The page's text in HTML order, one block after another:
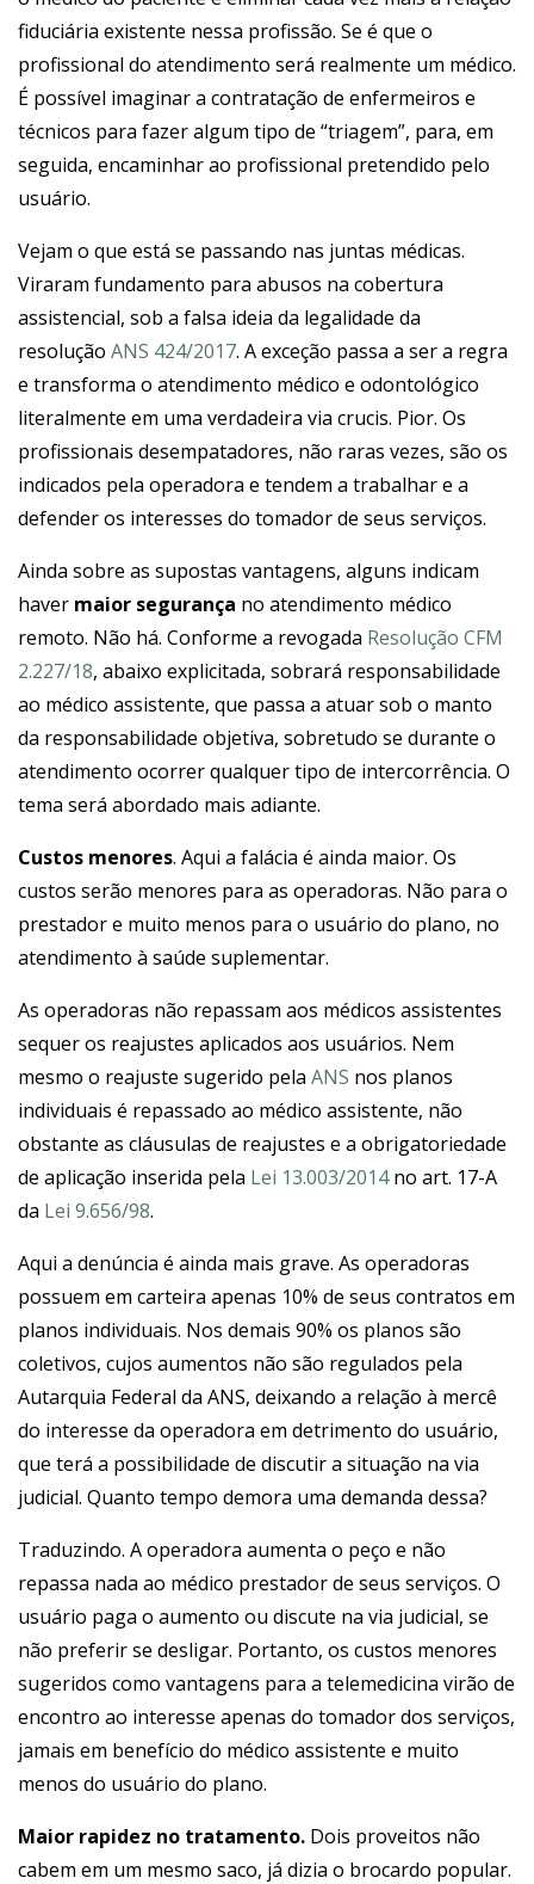
fiduciária existente nessa profissão. Se é que o
profissional do atendimento será realmente um médico.
É possível imaginar a contratação de enfermeiros e
técnicos para fazer algum tipo de “triagem”, para, em
seguida, encaminhar ao profissional pretendido pelo
usuário.
Vejam o que está se passando nas juntas médicas.
Viraram fundamento para abusos na cobertura
assistencial, sob a falsa ideia da legalidade da
resolução ANS 424/2017. A exceção passa a ser a regra
e transforma o atendimento médico e odontológico
literalmente em uma verdadeira via crucis. Pior. Os
profissionais desempatadores, não raras vezes, são os
indicados pela operadora e tendem a trabalhar e a
defender os interesses do tomador de seus serviços.
Ainda sobre as supostas vantagens, alguns indicam
haver maior segurança no atendimento médico
remoto. Não há. Conforme a revogada Resolução CFM
2.227/18, abaixo explicitada, sobrará responsabilidade
ao médico assistente, que passa a atuar sob o manto
da responsabilidade objetiva, sobretudo se durante o
atendimento ocorrer qualquer tipo de intercorrência. O
tema será abordado mais adiante.
Custos menores. Aqui a falácia é ainda maior. Os
custos serão menores para as operadoras. Não para o
prestador e muito menos para o usuário do plano, no
atendimento à saúde suplementar.
As operadoras não repassam aos médicos assistentes
sequer os reajustes aplicados aos usuários. Nem
mesmo o reajuste sugerido pela ANS nos planos
individuais é repassado ao médico assistente, não
obstante as cláusulas de reajustes e a obrigatoriedade
de aplicação inserida pela Lei 13.003/2014no art. 17-A
da Lei 9.656/98.
Aqui a denúncia é ainda mais grave. As operadoras
possuem em carteira apenas 10% de seus contratos em
planos individuais. Nos demais 90% os planos são
coletivos, cujos aumentos não são regulados pela
Autarquia Federal da ANS, deixando a relação à mercê
do interesse da operadora em detrimento do usuário,
que terá a possibilidade de discutir a situação na via
judicial. Quanto tempo demora uma demanda dessa?
Traduzindo. A operadora aumenta o peço e não
repassa nada ao médico prestador de seus serviços. O
usuário paga o aumento ou discute na via judicial, se
não preferir se desligar. Portanto, os custos menores
sugeridos como vantagens para a telemedicina virão de
encontro ao interesse apenas do tomador dos serviços,
jamais em benefício do médico assistente e muito
menos do usuário do plano.
Maior rapidez no tratamento. Dois proveitos não
cabem em um mesmo saco, já dizia o brocardo popular.